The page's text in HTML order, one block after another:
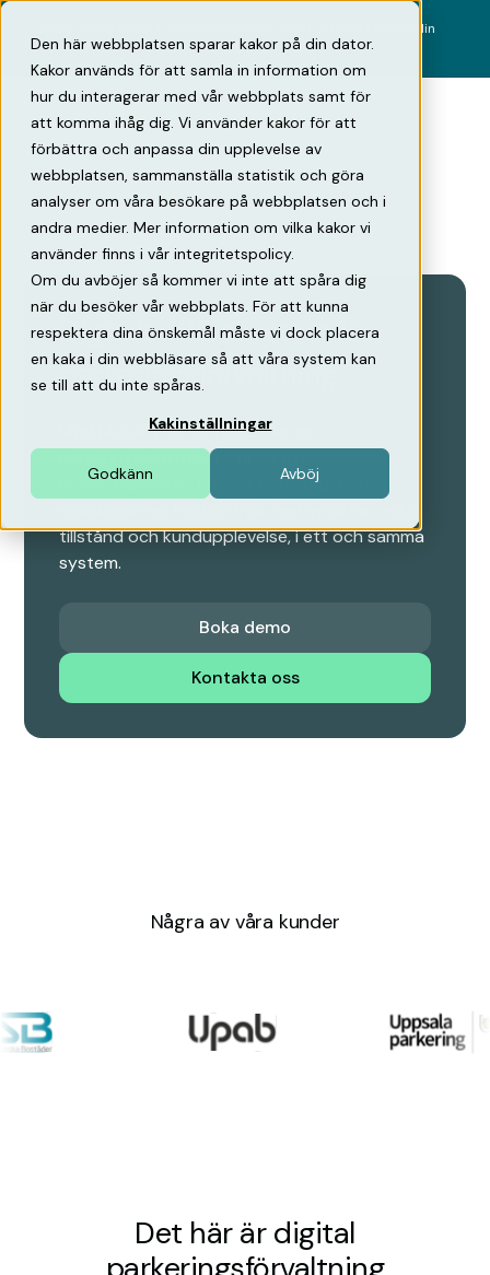
Den här webbplatsen sparar kakor på din dator.
Kakor används för att samla in information om
hur du interagerar med vår webbplats samt för
att komma ihåg dig. Vi använder kakor för att
förbättra och anpassa din upplevelse av
webbplatsen, sammanställa statistik och göra
analyser om våra besökare på webbplatsen och i
andra medier. Mer information om vilka kakor vi
använder finns i vår integritetspolicy.
Om du avböjer så kommer vi inte att spåra dig
när du besöker vår webbplats. För att kunna
respektera dina önskemål måste vi dock placera
en kaka i din webbläsare så att våra system kan
se till att du inte spåras.
Kakinställningar
Godkänn Avböj
Vi ses väl på Sthlm E-Mobility Summit den 8 oktober? Skaffa din
biljett här!
Digitalt affärssystem för
parkeringsförvaltning
Med Mobility46 får ni mer än en
parkeringsplattform – ni får ett
branschspecifikt ERP för parkering och
tillstånd och kundupplevelse, i ett och samma
system.
Boka demo
Kontakta oss
Några av våra kunder
Det här är digital